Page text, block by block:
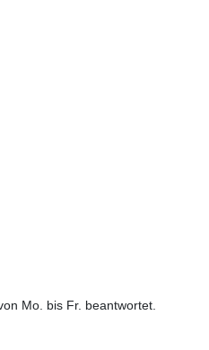
Mo. bis Fr. beantwortet.